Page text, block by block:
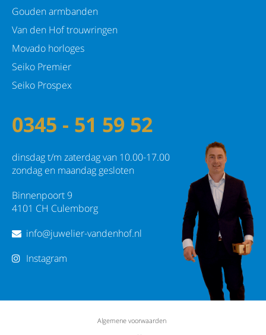
Gouden armbanden
Van den Hof trouwringen
Movado horloges
Seiko Premier
Seiko Prospex
0345 - 51 59 52
dinsdag t/m zaterdag van 10.00-17.00
zondag en maandag gesloten
Binnenpoort 9
4101 CH Culemborg
info@juwelier-vandenhof.nl
Instagram
Algemene voorwaarden